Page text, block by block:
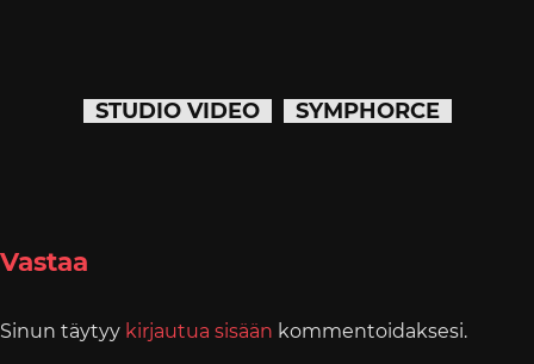
STUDIO VIDEO SYMPHORCE
Vastaa
Sinun täytyy kirjautua sisään kommentoidaksesi.